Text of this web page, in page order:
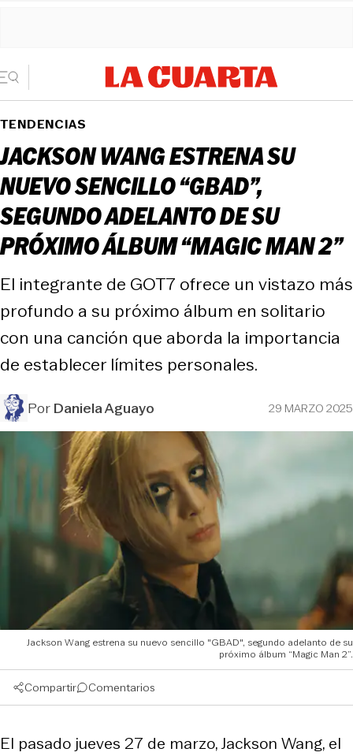
TENDENCIAS
JACKSON WANG ESTRENA SU
NUEVO SENCILLO “GBAD”,
SEGUNDO ADELANTO DE SU
PRÓXIMO ÁLBUM “MAGIC MAN 2”
El integrante de GOT7 ofrece un vistazo más
profundo a su próximo álbum en solitario
con una canción que aborda la importancia
de establecer límites personales.
PorDaniela Aguayo 29 MARZO 2025
Jackson Wang estrena su nuevo sencillo "GBAD", segundo adelanto de su
próximo álbum “Magic Man 2”.
Compartir Comentarios
El pasado jueves 27 de marzo, Jackson Wang, el